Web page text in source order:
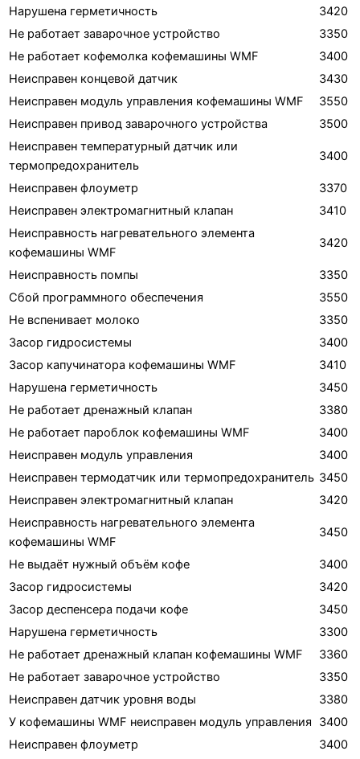
Нарушена герметичность
3420
Не работает заварочное устройство
3350
Не работает кофемолка кофемашины WMF
3400
Неисправен концевой датчик
3430
Неисправен модуль управления кофемашины WMF
3550
Неисправен привод заварочного устройства
3500
Неисправен температурный датчик или
термопредохранитель
3400
Неисправен флоуметр
3370
Неисправен электромагнитный клапан
3410
Неисправность нагревательного элемента
кофемашины WMF
3420
Неисправность помпы
3350
Сбой программного обеспечения
3550
Не вспенивает молоко
3350
Засор гидросистемы
3400
Засор капучинатора кофемашины WMF
3410
Нарушена герметичность
3450
Не работает дренажный клапан
3380
Не работает пароблок кофемашины WMF
3400
Неисправен модуль управления
3400
Неисправен термодатчик или термопредохранитель 3450
Неисправен электромагнитный клапан
3420
Неисправность нагревательного элемента
кофемашины WMF
3450
Не выдаёт нужный объём кофе
3400
Засор гидросистемы
3420
Засор деспенсера подачи кофе
3450
Нарушена герметичность
3300
Не работает дренажный клапан кофемашины WMF
3360
Не работает заварочное устройство
3350
Неисправен датчик уровня воды
3380
У кофемашины WMF неисправен модуль управления
3400
Неисправен флоуметр
3400